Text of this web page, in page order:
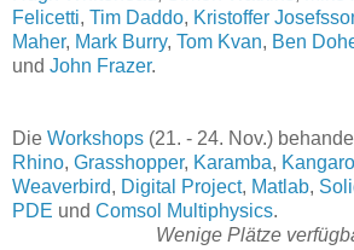
Felicetti, Tim Daddo, Kristoffer
Maher, Mark Burry, Tom Kvan, Ben
und John Frazer.
Die Workshops (21. - 24. Nov.)
Rhino, Grasshopper, Karamba,
Weaverbird, Digital Project, Matlab,
PDE und Comsol Multiphysics.
Wenige Plätze